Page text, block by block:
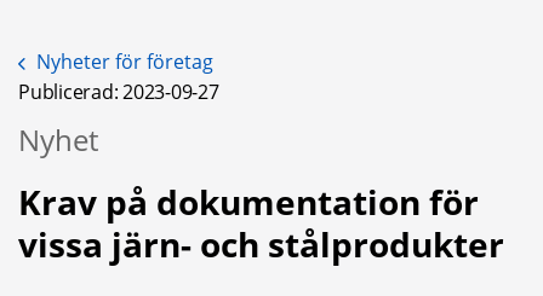
Nyheter för företag
Publicerad: 2023-09-27
Nyhet
Krav på dokumentation för
vissa järn- och stålprodukter